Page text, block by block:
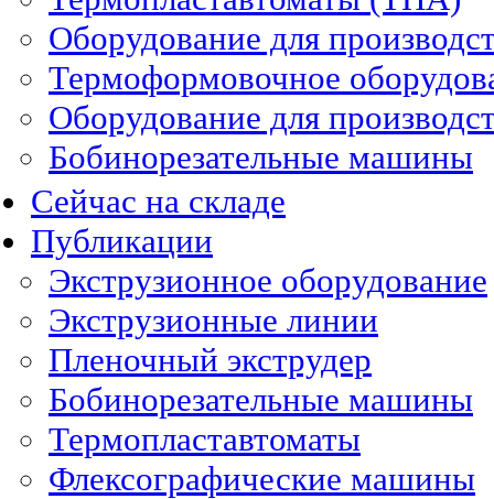
Оборудование для
Термоформовочное
Оборудование для
Бобинорезательные машины
Сейчас на складе
Публикации
Экструзионное оборудование
Экструзионные линии
Пленочный экструдер
Бобинорезательные машины
Термопластавтоматы
Флексографические машины